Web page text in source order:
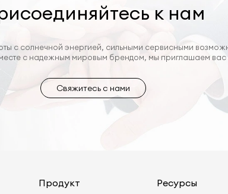
к нам
с солнечной энергией, сильными сервисными
с надежным мировым брендом, мы приглашаем вас
Свяжитесь с нами
Продукт Ресурсы